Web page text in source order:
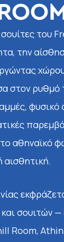
του
την
στον
αθηναϊκό
αισθητική.
σουιτών
Room,